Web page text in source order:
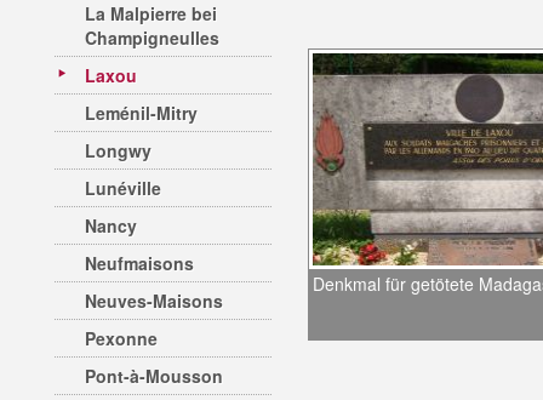
La Malpierre bei
Champigneulles
Laxou
Leménil-Mitry
Longwy
Lunéville
Nancy
Neufmaisons
Neuves-Maisons
Pexonne
Pont-à-Mousson
Denkmal für getötete